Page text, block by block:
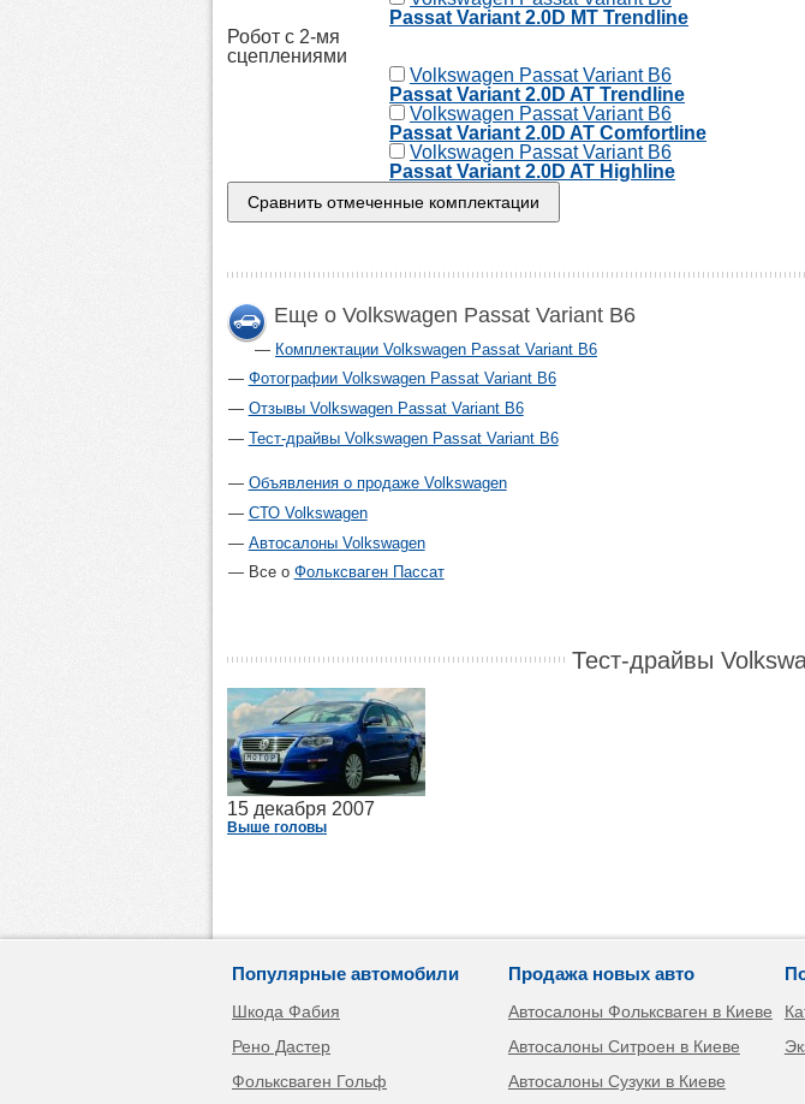
Passat Variant 2.0D MT Trendline
Робот с 2-мя
сцеплениями
Volkswagen Passat Variant B6
Passat Variant 2.0D AT Trendline
Volkswagen Passat Variant B6
Passat Variant 2.0D AT Comfortline
Volkswagen Passat Variant B6
Passat Variant 2.0D AT Highline
Еще о Volkswagen Passat Variant B6
Комплектации Volkswagen Passat Variant B6
Фотографии Volkswagen Passat Variant B6
Отзывы Volkswagen Passat Variant B6
Тест-драйвы Volkswagen Passat Variant B6
Объявления о продаже Volkswagen
СТО Volkswagen
Автосалоны Volkswagen
Все о Фольксваген Пассат
Тест-драйвы
15 декабря 2007
Выше головы
Популярные автомобили
Шкода Фабия
Рено Дастер
Фольксваген Гольф
Продажа новых авто
Автосалоны Фольксваген в Киеве
Автосалоны Ситроен в Киеве
Автосалоны Сузуки в Киеве